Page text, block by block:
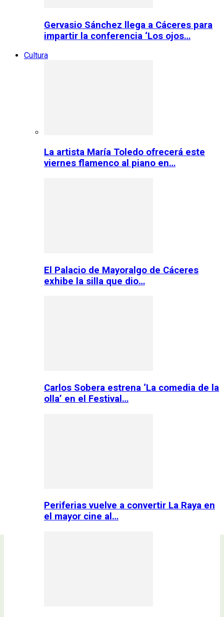
Gervasio Sánchez llega a Cáceres para
impartir la conferencia ‘Los ojos…
Cultura
La artista María Toledo ofrecerá este
viernes flamenco al piano en…
El Palacio de Mayoralgo de Cáceres
exhibe la silla que dio…
Carlos Sobera estrena ‘La comedia de la
olla’ en el Festival…
Periferias vuelve a convertir La Raya en
el mayor cine al…